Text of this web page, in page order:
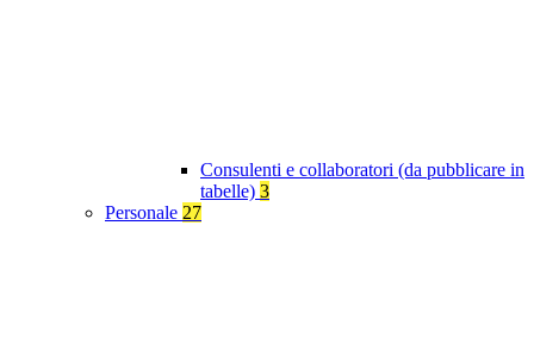
Consulenti e collaboratori (da pubblicare in
tabelle) 3
Personale 27